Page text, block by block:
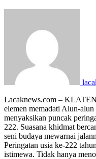
Lacaknews.com –
elemen memadati Alun-
menyaksikan puncak
222. Suasana khidmat
seni budaya mewarnai
Peringatan usia ke-222
istimewa. Tidak hanya